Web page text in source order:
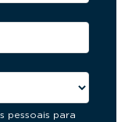
pessoais para